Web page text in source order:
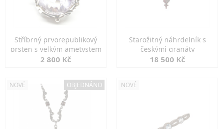
Stříbrný prvorepublikový
prsten s velkým ametystem
2 800 Kč
Starožitný náhrdelník s
českými granáty
18 500 Kč
NOVÉ OBJEDNÁNO NOVÉ